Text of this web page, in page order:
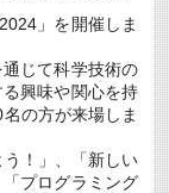
」を開催しま
じて科学技術の
興味や関心を持
の方が来場しま
！」、「新しい
プログラミング